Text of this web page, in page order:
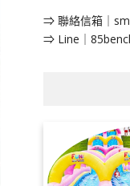
⇒ 聯絡信箱｜
⇒ Line｜